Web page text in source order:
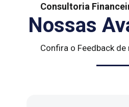
Consultoria
Nossas
Confira o Feedback